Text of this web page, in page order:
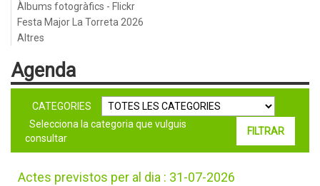
Àlbums fotogràfics - Flickr
Festa Major La Torreta 2026
Altres
Agenda
CATEGORIES
Selecciona la categoria que vulguis
consultar
Actes previstos per al dia : 31-07-2026